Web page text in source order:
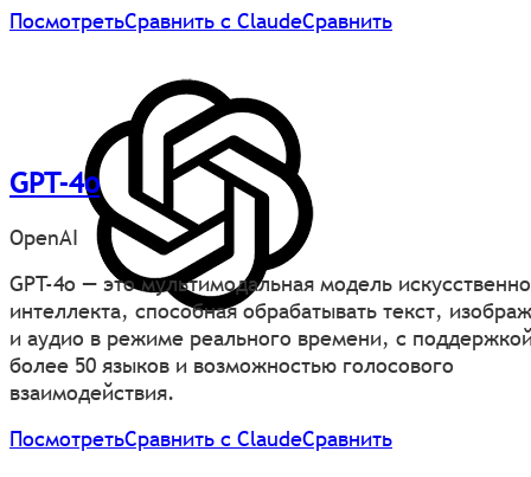
ПосмотретьСравнить с ClaudeСравнить
GPT-4o
OpenAI
GPT-4o — это мультимодальная модель
интеллекта, способная обрабатывать текст,
и аудио в режиме реального времени, с
более 50 языков и возможностью голосового
взаимодействия.
ПосмотретьСравнить с ClaudeСравнить